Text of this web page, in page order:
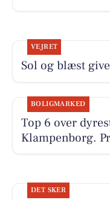
VEJRET
Sol og blæst
BOLIGMARKED
Top 6 over
Klampenborg.
DET SKER